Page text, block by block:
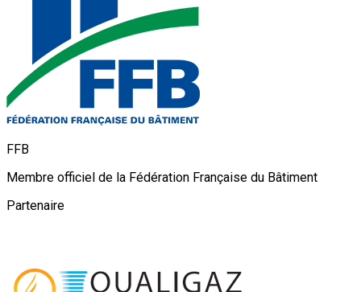
FFB
Membre officiel de la Fédération Française du Bâtiment
Partenaire